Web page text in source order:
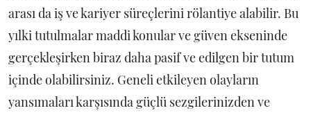
arası da iş ve kariyer süreçlerini rölantiye alabilir. Bu
yılki tutulmalar maddi konular ve güven ekseninde
gerçekleşirken biraz daha pasif ve edilgen bir tutum
içinde olabilirsiniz. Geneli etkileyen olayların
yansımaları karşısında güçlü sezgilerinizden ve